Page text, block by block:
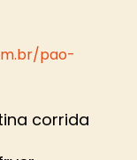
pao-
corrida